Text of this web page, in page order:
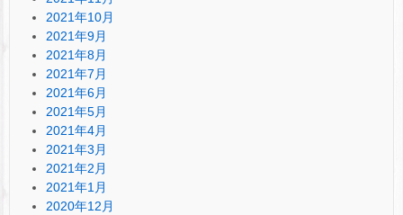
2021年10月
2021年9月
2021年8月
2021年7月
2021年6月
2021年5月
2021年4月
2021年3月
2021年2月
2021年1月
2020年12月